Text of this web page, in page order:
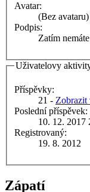
Avatar:
(Bez avataru)
Podpis:
Zatím
Uživatelovy
Příspěvky:
21 - Zobrazit
Poslední příspěvek:
10. 12. 2017
Registrovaný:
19. 8. 2012
Zápatí